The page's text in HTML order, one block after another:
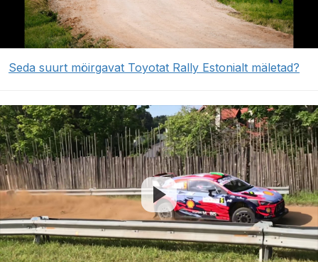
Seda suurt möirgavat Toyotat Rally Estonialt mäletad?